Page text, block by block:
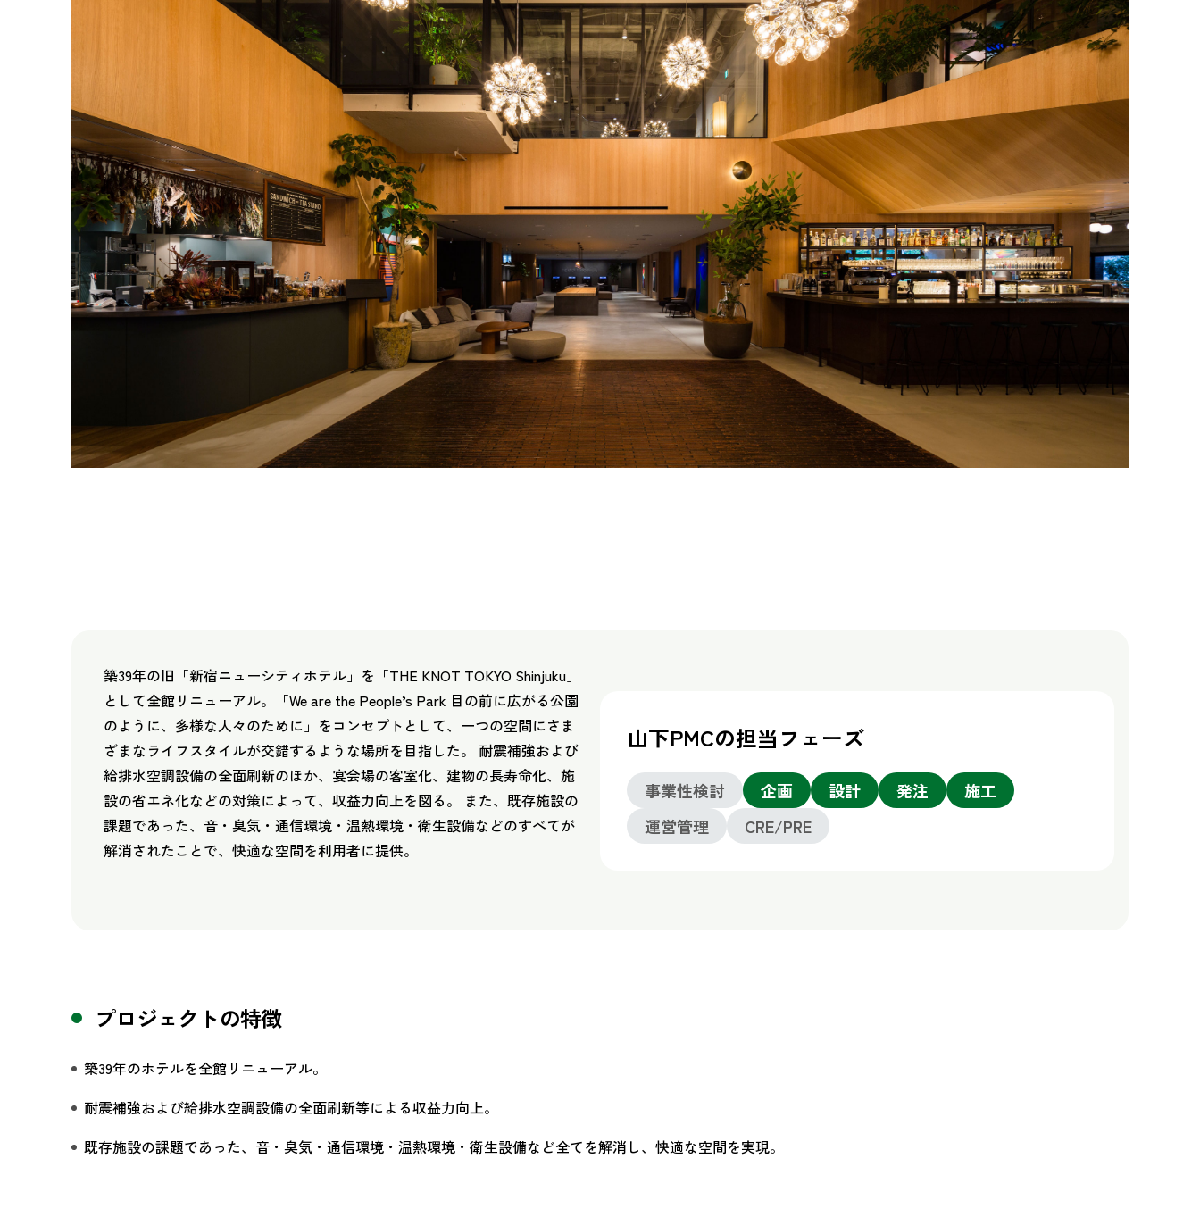
築39年の旧「新宿ニューシティホテル」を「THE KNOT TOKYO Shinjuku」
として全館リニューアル。「We are the People’s Park 目の前に広がる公園
のように、多様な人々のために」をコンセプトとして、一つの空間にさま
ざまなライフスタイルが交錯するような場所を目指した。 耐震補強および
給排水空調設備の全面刷新のほか、宴会場の客室化、建物の長寿命化、施
設の省エネ化などの対策によって、収益力向上を図る。 また、既存施設の
課題であった、音・臭気・通信環境・温熱環境・衛生設備などのすべてが
解消されたことで、快適な空間を利用者に提供。
山下PMCの担当フェーズ
事業性検討 企画 設計 発注
施工
運営管理
CRE/PRE
プロジェクトの特徴
築39年のホテルを全館リニューアル。
耐震補強および給排水空調設備の全面刷新等による収益力向上。
既存施設の課題であった、音・臭気・通信環境・温熱環境・衛生設備など全てを解消し、快適な空間を実現。